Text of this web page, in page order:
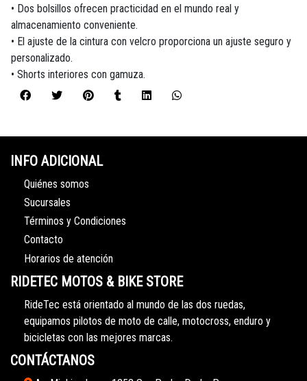
• Dos bolsillos ofrecen practicidad en el mundo real y
almacenamiento conveniente.
• El ajuste de la cintura con velcro proporciona un ajuste seguro y
personalizado.
• Shorts interiores con gamuza.
INFO ADICIONAL
Quiénes somos
Sucursales
Términos y Condiciones
Contacto
Horarios de atención
RIDETEC MOTOS & BIKE STORE
RideTec está orientado al mundo de las dos ruedas,
equipamos pilotos de moto de calle, motocross, enduro y
bicicletas con las mejores marcas.
CONTÁCTANOS